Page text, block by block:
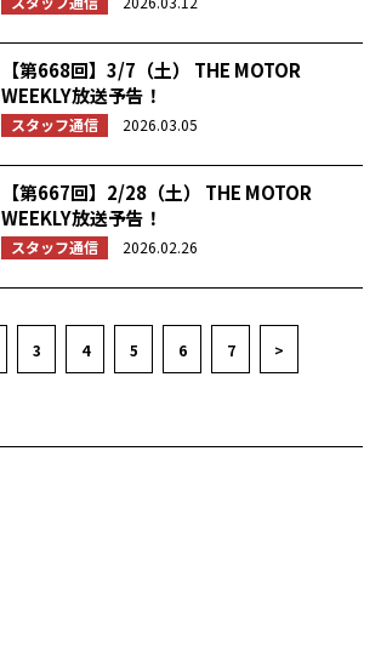
【第668回】3/7（土） THE MOTOR
WEEKLY放送予告！
スタッフ通信 2026.03.05
【第667回】2/28（土） THE MOTOR
WEEKLY放送予告！
スタッフ通信 2026.02.26
3 4 5 6 7 >